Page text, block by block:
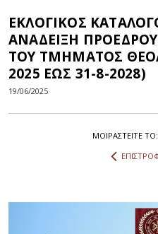
ΕΚΛΟΓΙΚΟΣ
ΑΝΑΔΕΙΞΗ
ΤΟΥ ΤΜΗΜΑΤΟΣ
2025 ΕΩΣ 31-8-2028)
19/06/2025
ΜΟΙΡΑΣΤEIΤΕ ΤΟ: